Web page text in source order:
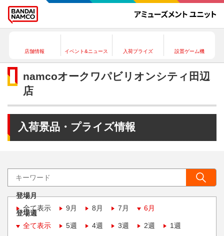
店舗情報 イベント&ニュース 入荷プライズ 設置ゲーム機
namcoオークワパビリオンシティ田辺
店
入荷景品・プライズ情報
登場月
全て表示
9月 8月 7月 6月
登場週
全て表示
5週 4週 3週 2週 1週